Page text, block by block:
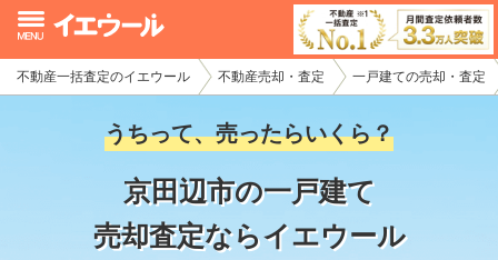
不動産一括査定のイエウール 不動産売却・査定 一戸建ての売却・査定
うちって、売ったらいくら？
京田辺市の一戸建て
売却査定ならイエウール
イエウール加盟希望の不動産会社様
初めての方へ
不動産売却の流れ
不動産の売却・一括査定